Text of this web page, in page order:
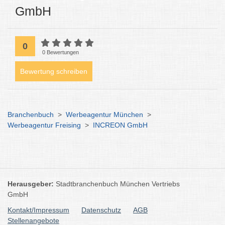
GmbH
0
0 Bewertungen
Bewertung schreiben
Branchenbuch > Werbeagentur München >
Werbeagentur Freising > INCREON GmbH
Herausgeber: Stadtbranchenbuch München Vertriebs
GmbH
Kontakt/Impressum
Datenschutz
AGB
Stellenangebote